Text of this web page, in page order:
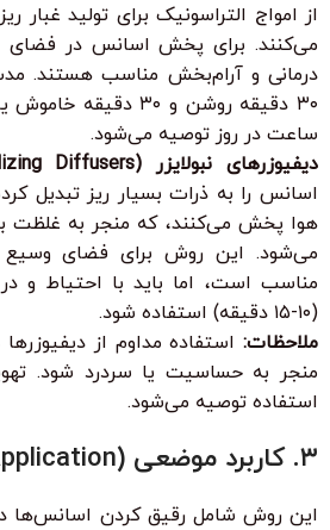
از امواج التراسونیک برای تولید
می‌کنند. برای پخش اسانس در فضای
درمانی و آرام‌بخش مناسب هستند.
۳۰ دقیقه روشن و ۳۰
ساعت در روز توصیه می‌شود.
دیفیوزرهای نبولایزر (Nebulizing Diffusers):
اسانس را به ذرات بسیار ریز تبدیل
هوا پخش می‌کنند، که منجر به غلظت
می‌شود. این روش برای فضای وسیع
مناسب است، اما باید با احتیاط و در
(۱۰-۱۵ دقیقه) استفاده شود.
ملاحظات: استفاده مداوم از
منجر به حساسیت یا سردرد شود.
استفاده توصیه می‌شود.
۳. کاربرد موضعی (Topical Application)
این روش شامل رقیق کردن اسانس‌ها